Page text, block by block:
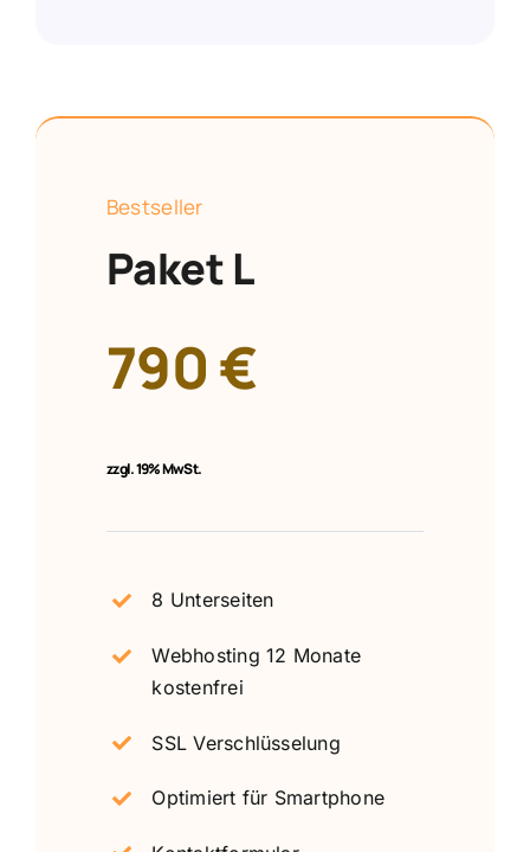
Bestseller
Paket L
790 €
zzgl.19% MwSt.
8 Unterseiten
Webhosting 12 Monate
kostenfrei
SSL Verschlüsselung
Optimiert für Smartphone